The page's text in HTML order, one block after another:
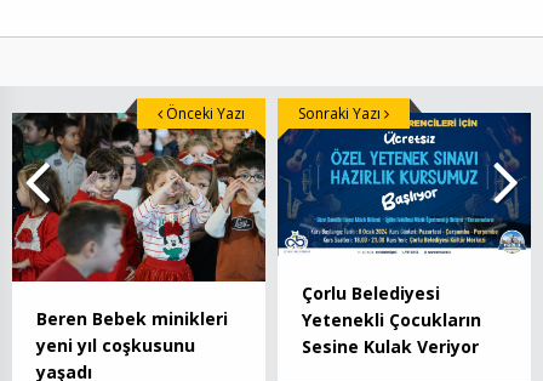
Beren Bebek minikleri
yeni yıl coşkusunu
yaşadı
Önceki Yazı
Çorlu Belediyesi
Yetenekli Çocukların
Sesine Kulak Veriyor
Sonraki Yazı